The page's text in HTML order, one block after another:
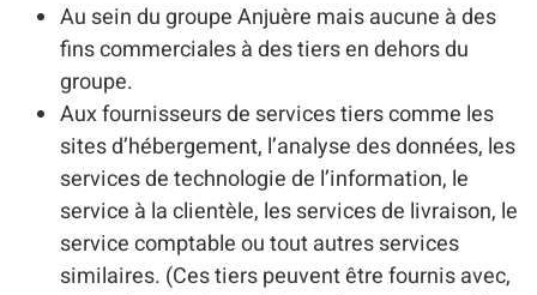
Au sein du groupe Anjuère mais aucune à des
fins commerciales à des tiers en dehors du
groupe.
Aux fournisseurs de services tiers comme les
sites d’hébergement, l’analyse des données, les
services de technologie de l’information, le
service à la clientèle, les services de livraison, le
service comptable ou tout autres services
similaires. (Ces tiers peuvent être fournis avec,